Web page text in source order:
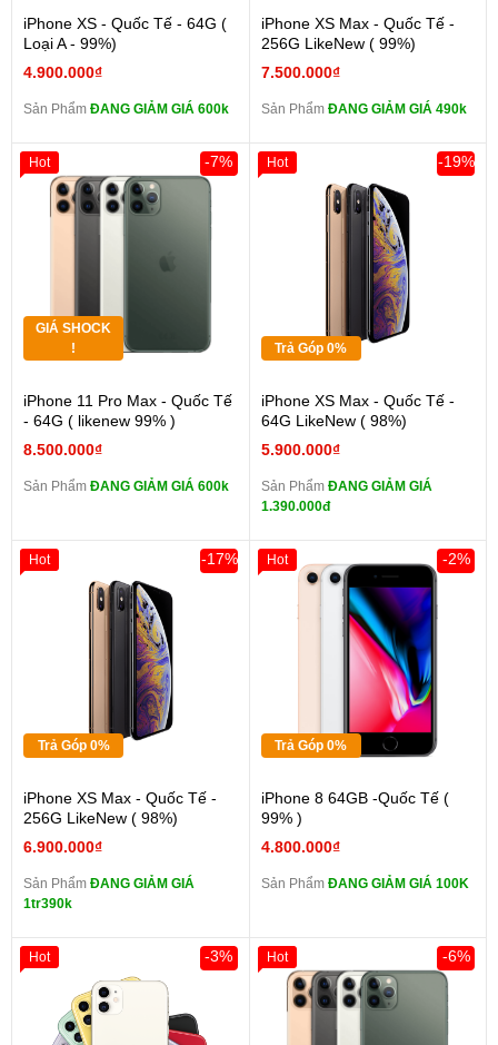
iPhone XS - Quốc Tế - 64G (
Loại A - 99%)
4.900.000₫
Sản Phẩm ĐANG GIẢM GIÁ 600k
iPhone XS Max - Quốc Tế -
256G LikeNew ( 99%)
7.500.000₫
Sản Phẩm ĐANG GIẢM GIÁ 490k
GIÁ SHOCK
!
iPhone 11 Pro Max - Quốc Tế
- 64G ( likenew 99% )
8.500.000₫
-7%
Sản Phẩm ĐANG GIẢM GIÁ 600k
Hot
Trả Góp 0%
iPhone XS Max - Quốc Tế -
64G LikeNew ( 98%)
5.900.000₫
-19%
Sản Phẩm ĐANG GIẢM GIÁ
1.390.000đ
Hot
Trả Góp 0%
iPhone XS Max - Quốc Tế -
256G LikeNew ( 98%)
6.900.000₫
-17%
Sản Phẩm ĐANG GIẢM GIÁ
1tr390k
Hot
Trả Góp 0%
iPhone 8 64GB -Quốc Tế (
99% )
4.800.000₫
-2%
Sản Phẩm ĐANG GIẢM GIÁ 100K
Hot
-3%
Hot -6%
Hot